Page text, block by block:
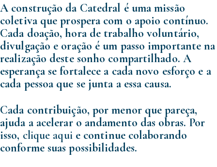
A construção da Catedral é uma missão
coletiva que prospera com o apoio contínuo.
Cada doação, hora de trabalho voluntário,
divulgação e oração é um passo importante na
realização deste sonho compartilhado. A
esperança se fortalece a cada novo esforço e a
cada pessoa que se junta a essa causa.
Cada contribuição, por menor que pareça,
ajuda a acelerar o andamento das obras. Por
isso, clique aquie continue colaborando
conforme suas possibilidades.